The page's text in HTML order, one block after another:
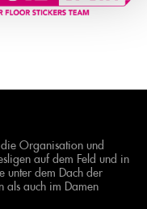
Organisation und
auf dem Feld und in
unter dem Dach der
als auch im Damen